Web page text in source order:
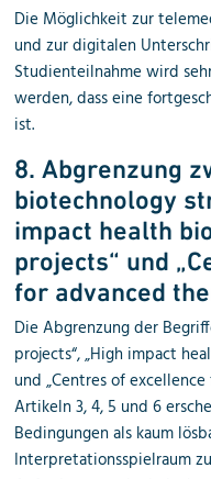
Die Möglichkeit zur
und zur digitalen
Studienteilnahme wird
werden, dass eine
ist.
8. Abgrenzung
biotechnology
impact health
projects“ und
for advanced
Die Abgrenzung der
projects“, „High impact
und „Centres of
Artikeln 3, 4, 5 und 6
Bedingungen als kaum
Interpretationsspielraum